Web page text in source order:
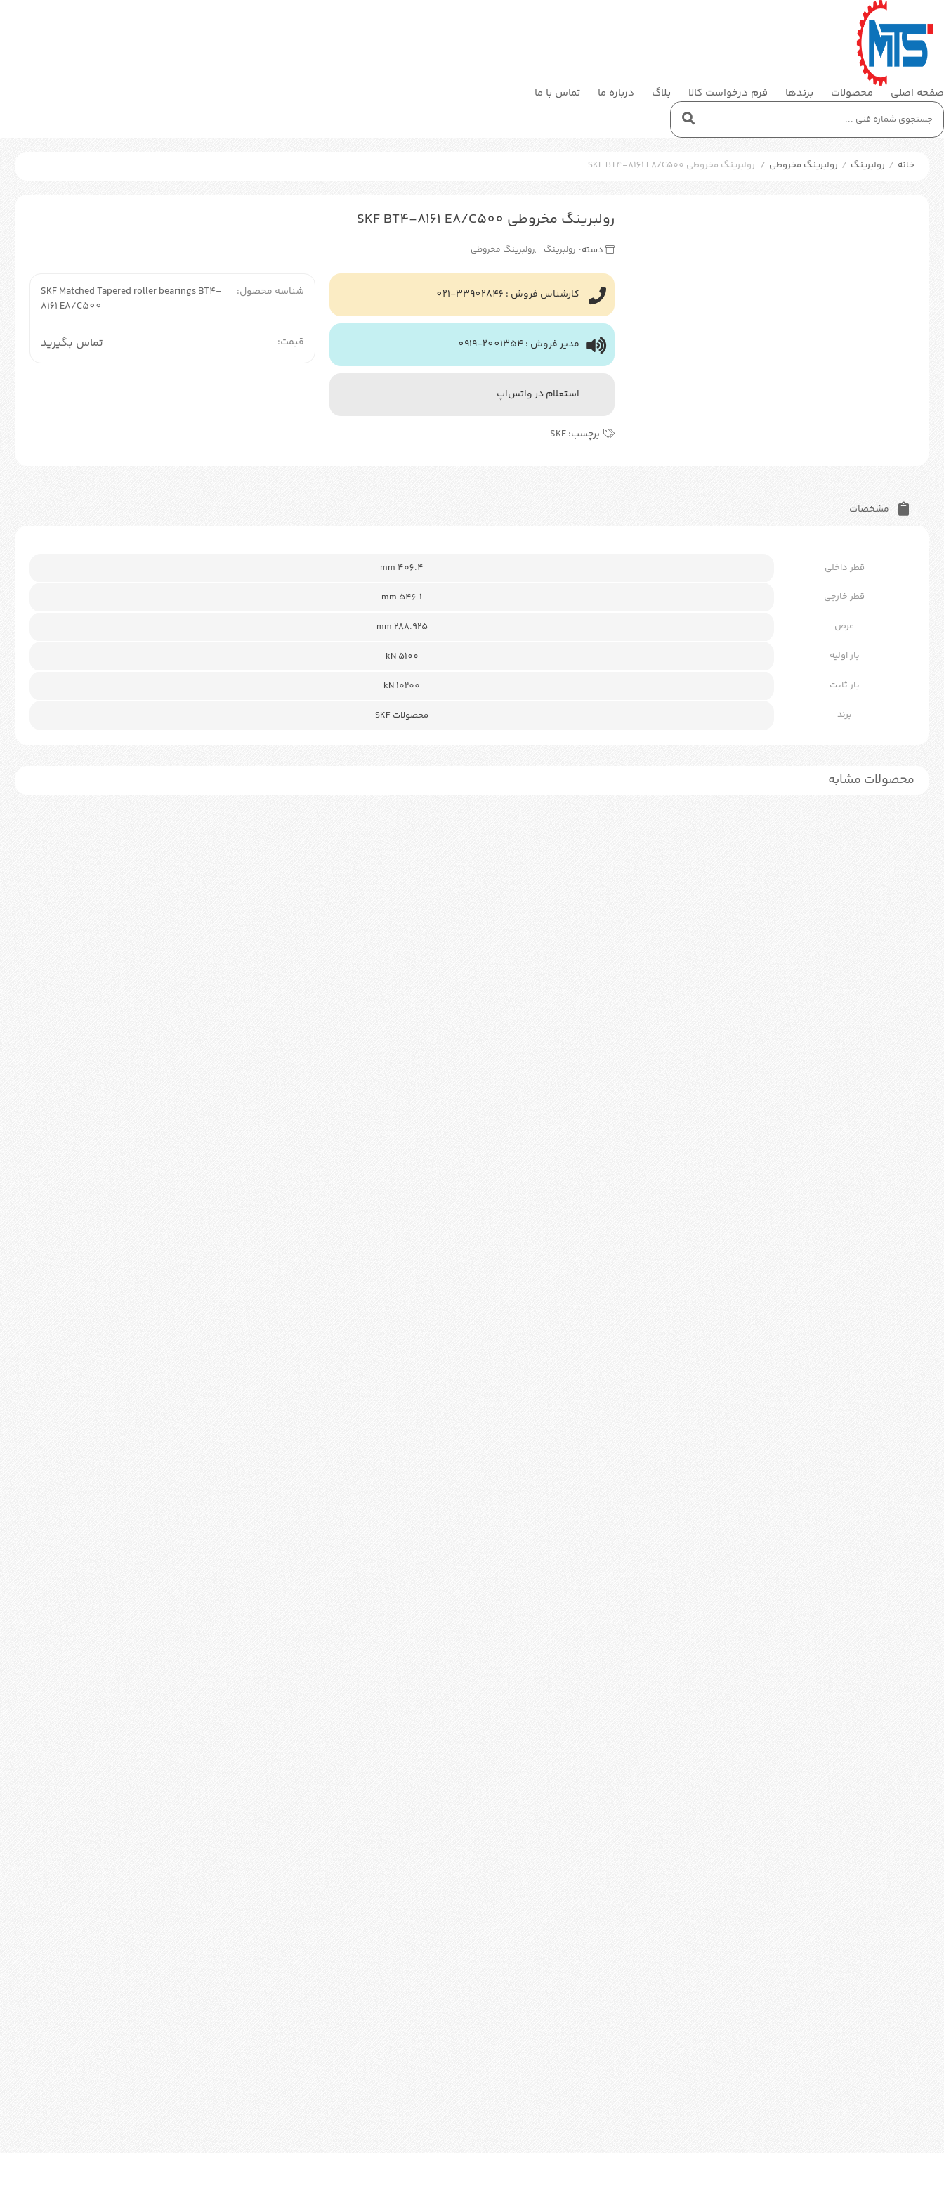
صفحه اصلی محصولات برندها فرم درخواست کالا بلاگ درباره ما تماس با ما
خانه / رولبرینگ / رولبرینگ مخروطی / رولبرینگ مخروطی SKF BT4-8161 E8/C500
رولبرینگ مخروطی SKF BT4-8161 E8/C500
دسته: رولبرینگ ,رولبرینگ مخروطی
کارشناس فروش : 33902846-021
مدیر فروش : 2001354-0919
استعلام در واتس‌اپ
برچسب:SKF
شناسه محصول:
SKF Matched Tapered roller bearings BT4-
8161 E8/C500
قیمت: تماس بگیرید
مشخصات
قطر داخلی 406.4 mm
قطر خارجی 546.1 mm
عرض 288.925 mm
بار اولیه kN 5100
بار ثابت kN 10200
برند محصولات SKF
محصولات مشابه